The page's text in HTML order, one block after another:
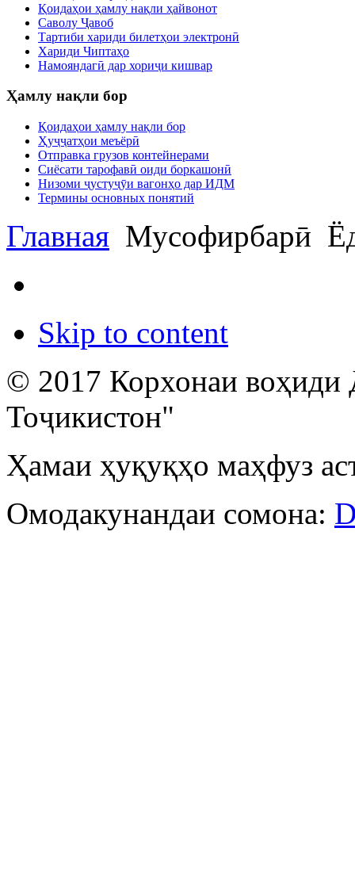
Қоидаҳои ҳамлу нақли ҳайвонот
Саволу Ҷавоб
Тартиби хариди билетҳои электронӣ
Хариди Чиптаҳо
Намояндагӣ дар хориҷи кишвар
Ҳамлу нақли бор
Қоидаҳои ҳамлу нақли бор
Ҳуҷҷатҳои меъёрӣ
Отправка грузов контейнерами
Сиёсати тарофавӣ оиди боркашонӣ
Низоми ҷустуҷӯи вагонҳо дар ИДМ
Термины основных понятий
Главная Мусофирбарӣ
Skip to content
© 2017 Корхонаи воҳиди
Тоҷикистон"
Ҳамаи ҳуқуқҳо маҳфуз
Омодакунандаи сомона: